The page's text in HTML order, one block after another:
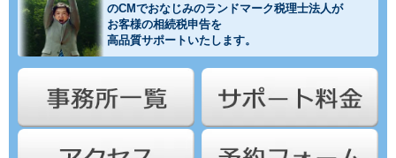
のCMでおなじみのランドマーク税理士法人が
お客様の相続税申告を
高品質サポートいたします。